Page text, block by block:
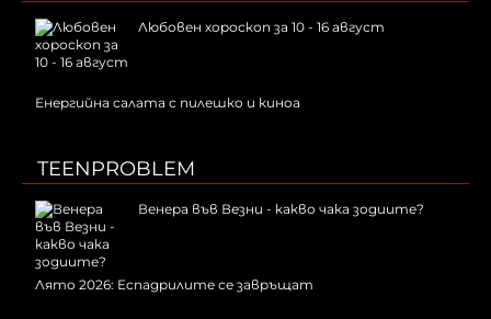
Любовен хороскоп за 10 - 16 август
Енергийна салата с пилешко и киноа
TEENPROBLEM
Венера във Везни - какво чака зодиите?
Лято 2026: Еспадрилите се завръщат